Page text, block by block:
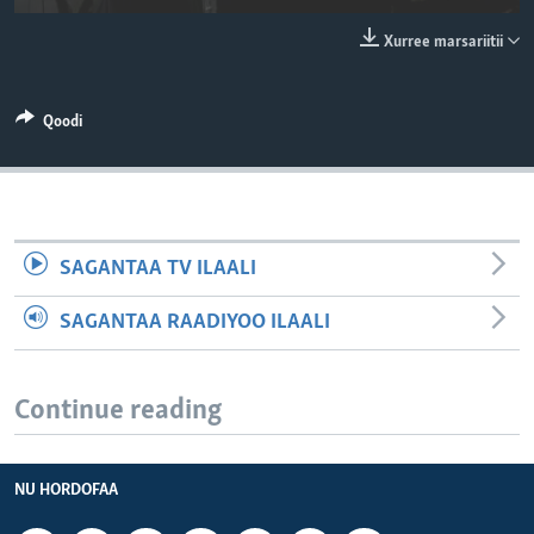
Xurree marsariitii
Qoodi
SAGANTAA TV ILAALI
SAGANTAA RAADIYOO ILAALI
Continue reading
NU HORDOFAA